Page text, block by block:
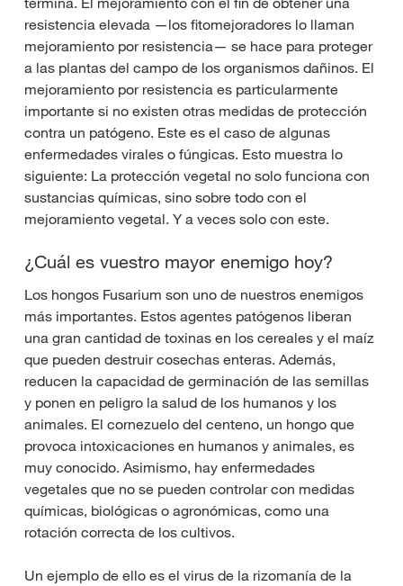
resistencia elevada —los fitomejoradores lo llaman
mejoramiento por resistencia— se hace para proteger
a las plantas del campo de los organismos dañinos. El
mejoramiento por resistencia es particularmente
importante si no existen otras medidas de protección
contra un patógeno. Este es el caso de algunas
enfermedades virales o fúngicas. Esto muestra lo
siguiente: La protección vegetal no solo funciona con
sustancias químicas, sino sobre todo con el
mejoramiento vegetal. Y a veces solo con este.
¿Cuál es vuestro mayor enemigo hoy?
Los hongos Fusarium son uno de nuestros enemigos
más importantes. Estos agentes patógenos liberan
una gran cantidad de toxinas en los cereales y el maíz
que pueden destruir cosechas enteras. Además,
reducen la capacidad de germinación de las semillas
y ponen en peligro la salud de los humanos y los
animales. El cornezuelo del centeno, un hongo que
provoca intoxicaciones en humanos y animales, es
muy conocido. Asimismo, hay enfermedades
vegetales que no se pueden controlar con medidas
químicas, biológicas o agronómicas, como una
rotación correcta de los cultivos.
Un ejemplo de ello es el virus de la rizomanía de la